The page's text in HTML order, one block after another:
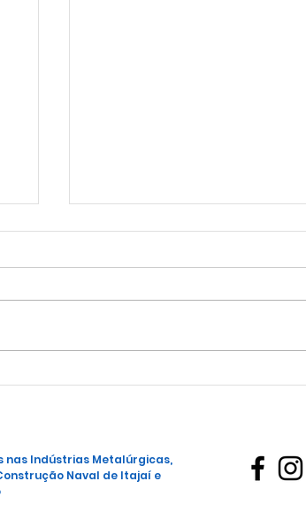
NOVA PARCERIA DE
nas Indústrias Metalúrgicas,
Naval de Itajaí e